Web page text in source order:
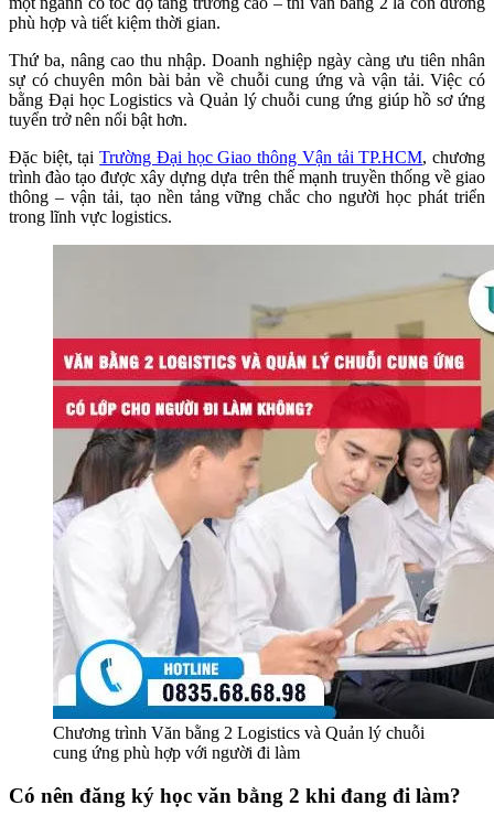
phù hợp và tiết kiệm thời gian.
Thứ ba, nâng cao thu nhập. Doanh nghiệp ngày càng ưu tiên nhân
sự có chuyên môn bài bản về chuỗi cung ứng và vận tải. Việc có
bằng Đại học Logistics và Quản lý chuỗi cung ứng giúp hồ sơ ứng
tuyển trở nên nổi bật hơn.
Đặc biệt, tạiTrường Đại học Giao thông Vận tải TP.HCM, chương
trình đào tạo được xây dựng dựa trên thế mạnh truyền thống về giao
thông – vận tải, tạo nền tảng vững chắc cho người học phát triển
trong lĩnh vực logistics.
Chương trình Văn bằng 2 Logistics và Quản lý chuỗi
cung ứng phù hợp với người đi làm
Có nên đăng ký học văn bằng 2 khi đang đi làm?